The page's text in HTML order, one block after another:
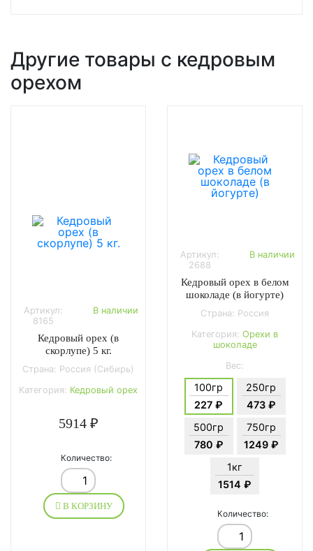
Другие товары с кедровым
орехом
Артикул:
8165
В наличии
Кедровый орех (в
скорлупе) 5 кг.
Страна: Россия (Сибирь)
Категория: Кедровый орех
5914 ₽
Количество:
В КОРЗИНУ
Артикул:
2688
В наличии
Кедровый орех в белом
шоколаде (в йогурте)
Страна: Россия
Категория: Орехи в
шоколаде
Вес:
100гр
227 ₽
250гр
473 ₽
500гр
780 ₽
750гр
1249 ₽
1кг
1514 ₽
Количество: